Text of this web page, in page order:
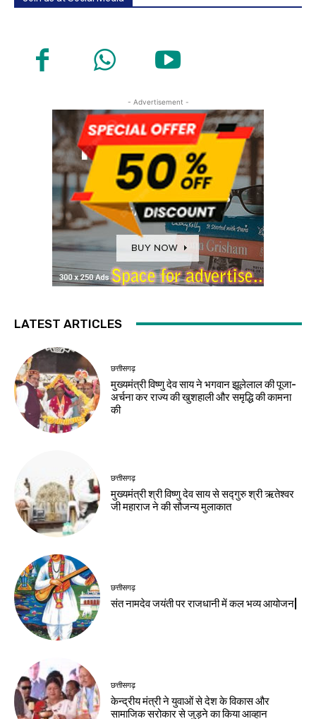
- Advertisement -
LATEST ARTICLES
छत्तीसगढ़
मुख्यमंत्री विष्णु देव साय ने भगवान झूलेलाल की पूजा-
अर्चना कर राज्य की खुशहाली और समृद्धि की कामना
की
छत्तीसगढ़
मुख्यमंत्री श्री विष्णु देव साय से सद्गुरु श्री ऋतेश्वर
जी महाराज ने की सौजन्य मुलाकात
छत्तीसगढ़
संत नामदेव जयंती पर राजधानी में कल भव्य आयोजन|
छत्तीसगढ़
केन्द्रीय मंत्री ने युवाओं से देश के विकास और
सामाजिक सरोकार से जुड़ने का किया आव्हान